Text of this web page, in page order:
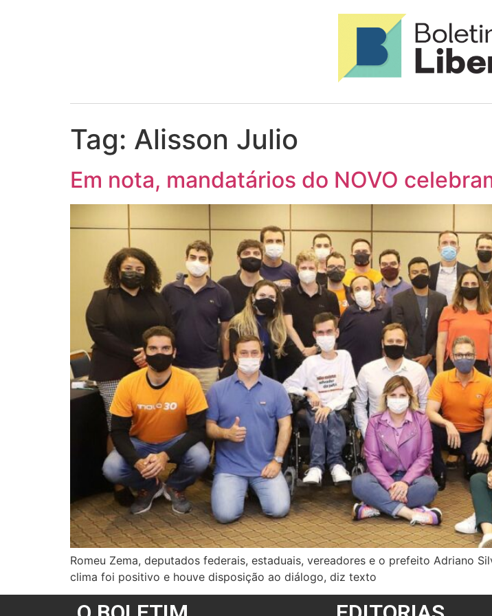
Tag: Alisson Julio
Em nota, mandatários do NOVO
Romeu Zema, deputados federais, estaduais, vereadores e o prefeito Adriano
clima foi positivo e houve disposição ao diálogo, diz texto